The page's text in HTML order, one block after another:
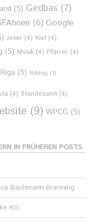
(5) Gedbas (7)
(6) Google
Jever (4) Kiel (4)
(5) Musik (4) Pfarrer (4)
Riga (5) Röbling (3)
(4) Standesamt (4)
(9) WPCG (5)
IN FRÜHEREN POSTS.
Bachmann-Brenning
KG